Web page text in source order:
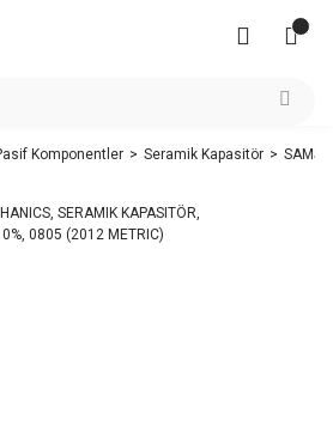
Komponentler Seramik Kapasitör